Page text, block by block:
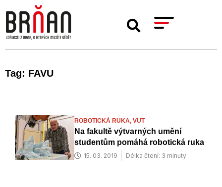
Tag: FAVU
ROBOTICKÁ RUKA, VUT
Na fakultě výtvarných umění
studentům pomáhá robotická ruka
15. 03. 2019 Délka čtení: 3 minuty